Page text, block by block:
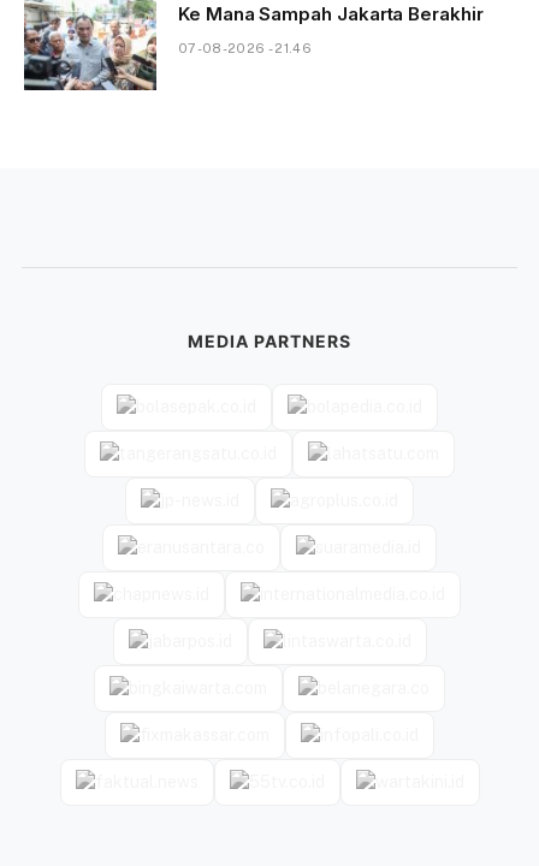
Ke Mana Sampah Jakarta Berakhir
07-08-2026 - 21.46
MEDIA PARTNERS